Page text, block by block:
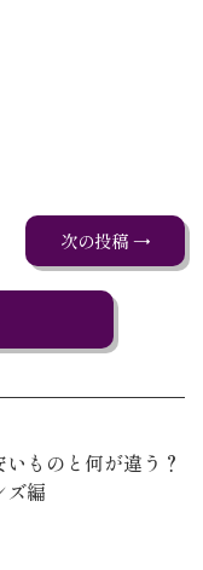
次の投稿 →
ものと何が違う？
ズ編